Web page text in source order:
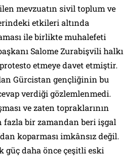
mevzuatın sivil toplum ve
etkileri altında
ile birlikte muhalefeti
Salome Zurabişvili halkı
etmeye davet etmiştir.
Gürcistan gençliğinin bu
verdiği gözlemlenmedi.
ve zaten topraklarının
fazla bir zamandan beri işgal
koparması imkânsız değil.
güç daha önce çeşitli eski